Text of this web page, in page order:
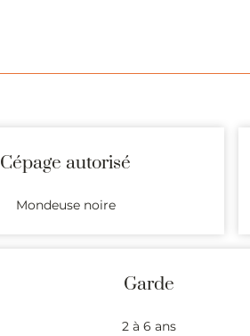
Cépage autorisé
Mondeuse noire
Garde
2 à 6 ans